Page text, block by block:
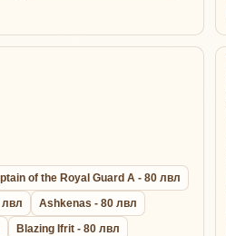
of the Royal Guard A - 80 лвл
лвл
Ashkenas - 80 лвл
Blazing Ifrit - 80 лвл